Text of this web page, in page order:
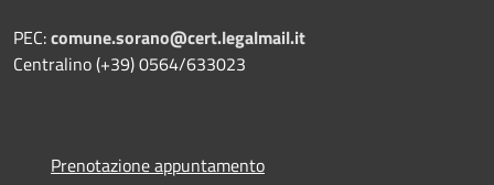
PEC:comune.sorano@cert.legalmail.it
Centralino (+39) 0564/633023
Prenotazione appuntamento